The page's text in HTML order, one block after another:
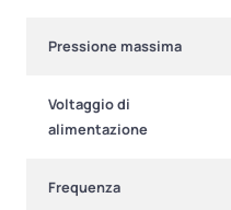
Pressione massima
Voltaggio di
alimentazione
Frequenza